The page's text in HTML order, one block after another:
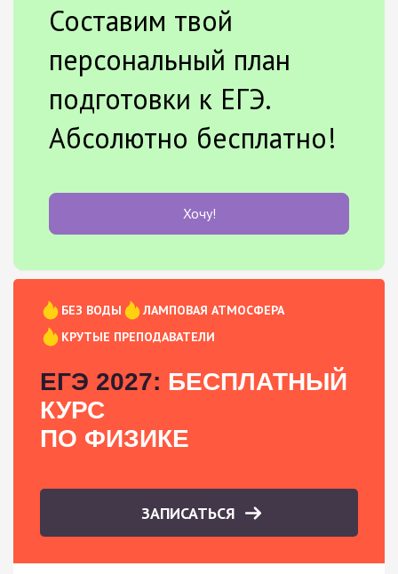
Составим твой
персональный план
подготовки к ЕГЭ.
Абсолютно бесплатно!
Хочу!
БЕЗ ВОДЫ
ЛАМПОВАЯ АТМОСФЕРА
КРУТЫЕ ПРЕПОДАВАТЕЛИ
ЕГЭ 2027: БЕСПЛАТНЫЙ
КУРС
ПО ФИЗИКЕ
ЗАПИСАТЬСЯ